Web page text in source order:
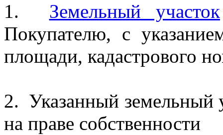
1. Земельный участок
Покупателю, с
площади, кадастрового
2. Указанный земельный
на праве собственности